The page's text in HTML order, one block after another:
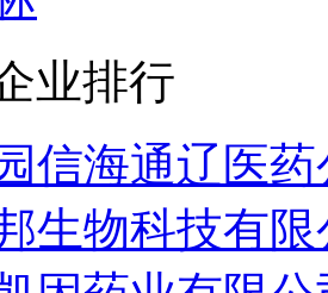
业排行
信海通辽医
生物科技有限